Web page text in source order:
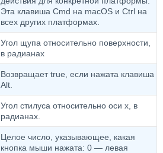
Эта клавиша Cmd на macOS и Ctrl на
всех других платформах.
Угол щупа относительно поверхности,
в радианах
Возвращает true, если нажата клавиша
Alt.
Угол стилуса относительно оси x, в
радианах.
Целое число, указывающее, какая
кнопка мыши нажата: 0 — левая